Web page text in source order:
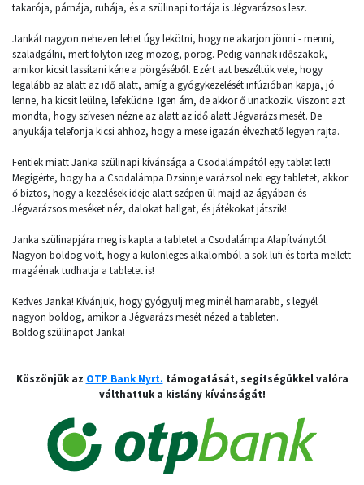
takarója, párnája, ruhája, és a szülinapi tortája is Jégvarázsos lesz.
Jankát nagyon nehezen lehet úgy lekötni, hogy ne akarjon jönni - menni,
szaladgálni, mert folyton izeg-mozog, pörög. Pedig vannak időszakok,
amikor kicsit lassítani kéne a pörgéséből. Ezért azt beszéltük vele, hogy
legalább az alatt az idő alatt, amíg a gyógykezelését infúzióban kapja, jó
lenne, ha kicsit leülne, lefeküdne. Igen ám, de akkor ő unatkozik. Viszont azt
mondta, hogy szívesen nézne az alatt az idő alatt Jégvarázs mesét. De
anyukája telefonja kicsi ahhoz, hogy a mese igazán élvezhető legyen rajta.
Fentiek miatt Janka szülinapi kívánsága a Csodalámpától egy tablet lett!
Megígérte, hogy ha a Csodalámpa Dzsinnje varázsol neki egy tabletet, akkor
ő biztos, hogy a kezelések ideje alatt szépen ül majd az ágyában és
Jégvarázsos meséket néz, dalokat hallgat, és játékokat játszik!
Janka szülinapjára meg is kapta a tabletet a Csodalámpa Alapítványtól.
Nagyon boldog volt, hogy a különleges alkalomból a sok lufi és torta mellett
magáénak tudhatja a tabletet is!
Kedves Janka! Kívánjuk, hogy gyógyulj meg minél hamarabb, s legyél
nagyon boldog, amikor a Jégvarázs mesét nézed a tableten.
Boldog szülinapot Janka!
Köszönjük az OTP Bank Nyrt. támogatását, segítségükkel valóra
válthattuk a kislány kívánságát!